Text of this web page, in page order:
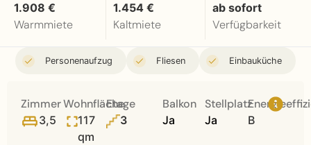
1.908 €
Warmmiete
1.454 €
Kaltmiete
ab sofort
Verfügbarkeit
Personenaufzug Fliesen Einbauküche
Zimmer
3,5
Wohnfläche
117
qm
Etage
3
Balkon
Ja
Stellplatz
Ja B